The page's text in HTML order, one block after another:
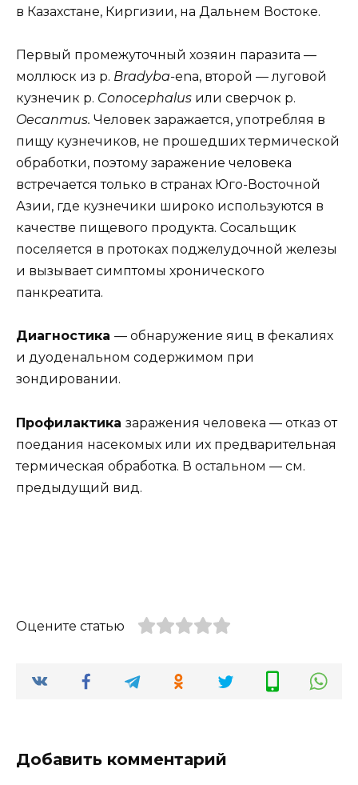
в Казахстане, Киргизии, на Дальнем Востоке.
Первый промежуточный хозяин паразита —
моллюск из p. Bradyba-ena, второй — луговой
кузнечик p. Conocephalus или сверчок p.
Oecanmus. Человек заражается, употребляя в
пищу кузнечиков, не прошедших термической
обработки, поэтому заражение человека
встречается только в странах Юго-Восточной
Азии, где кузнечики широко используются в
качестве пищевого продукта. Сосальщик
поселяется в протоках поджелудочной железы
и вызывает симптомы хронического
панкреатита.
Диагностика — обнаружение яиц в фекалиях
и дуоденальном содержимом при
зондировании.
Профилактика заражения человека — отказ от
поедания насекомых или их предварительная
термическая обработка. В остальном — см.
предыдущий вид.
Оцените статью
Добавить комментарий